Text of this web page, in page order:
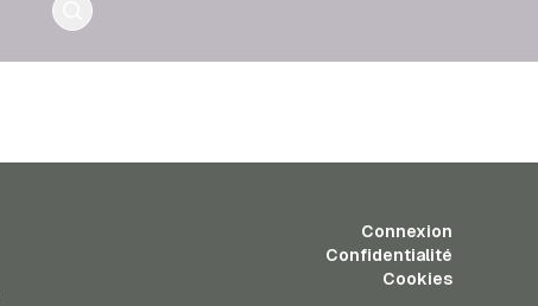
Connexion
Confidentialité
Cookies